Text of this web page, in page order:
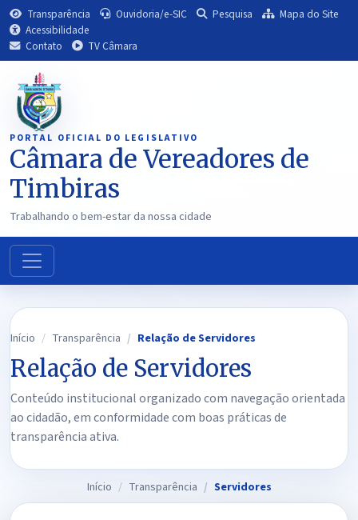
Transparência Ouvidoria/e-SIC Pesquisa
Mapa do Site
Acessibilidade
Contato
TV Câmara
PORTAL OFICIAL DO LEGISLATIVO
Câmara de Vereadores de
Timbiras
Trabalhando o bem-estar da nossa cidade
Início Transparência Relação de Servidores
Relação de Servidores
Conteúdo institucional organizado com navegação orientada
ao cidadão, em conformidade com boas práticas de
transparência ativa.
Início Transparência Servidores